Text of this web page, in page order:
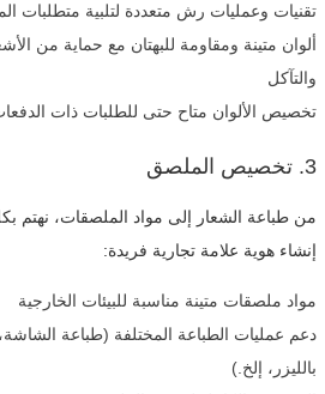
تقنيات وعمليات رش متعددة لتلبية متطلبات
ألوان متينة ومقاومة للبهتان مع حماية من
والتآكل
تخصيص الألوان متاح حتى للطلبات ذات
3. تخصيص الملصق
من طباعة الشعار إلى مواد الملصقات، نهتم
إنشاء هوية علامة تجارية فريدة:
مواد ملصقات متينة مناسبة للبيئات الخارجية
دعم عمليات الطباعة المختلفة (طباعة
بالليزر، إلخ.)